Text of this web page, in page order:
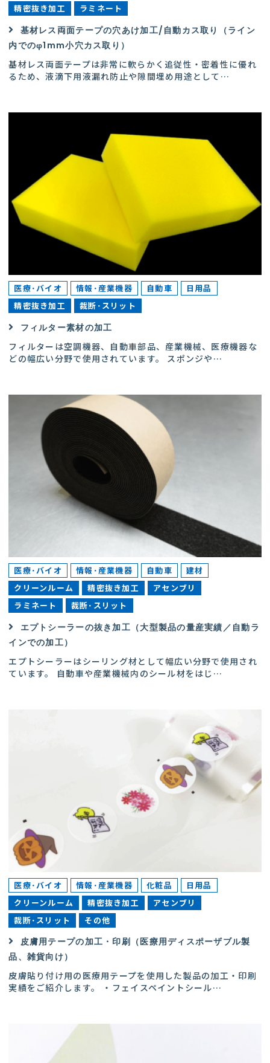
精密抜き加工 ラミネート
基材レス両面テープの穴あけ加工/自動カス取り（ライン
内でのφ1mm小穴カス取り）
基材レス両面テープは非常に軟らかく追従性・密着性に優れ
るため、液滴下用液漏れ防止や隙間埋め用途として …
医療･バイオ 情報･産業機器 自動車
日用品
精密抜き加工
裁断･スリット
フィルター素材の加工
フィルターは空調機器、自動車部品、産業機械、医療機器な
どの幅広い分野で使用されています。 スポンジや …
医療･バイオ 情報･産業機器 自動車
建材
クリーンルーム
精密抜き加工
アセンブリ
ラミネート
裁断･スリット
エプトシーラーの抜き加工（大型製品の量産実績／自動ラ
インでの加工）
エプトシーラーはシーリング材として幅広い分野で使用され
ています。 自動車や産業機械内のシール材をはじ …
医療･バイオ 情報･産業機器 化粧品
日用品
クリーンルーム
精密抜き加工
アセンブリ
裁断･スリット
その他
皮膚用テープの加工・印刷（医療用ディスポーザブル製
品、雑貨向け）
皮膚貼り付け用の医療用テープを使用した製品の加工・印刷
実績をご紹介します。 ・フェイスペイントシール…